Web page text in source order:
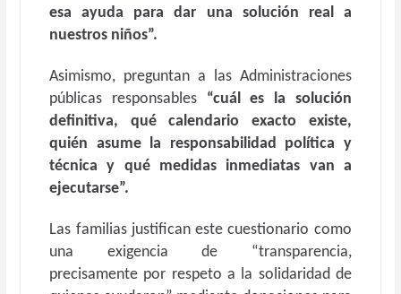
esa ayuda para dar una solución real a
nuestros niños”.
Asimismo, preguntan a las Administraciones
públicas responsables “cuál es la solución
definitiva, qué calendario exacto existe,
quién asume la responsabilidad política y
técnica y qué medidas inmediatas van a
ejecutarse”.
Las familias justifican este cuestionario como
una exigencia de “transparencia,
precisamente por respeto a la solidaridad de